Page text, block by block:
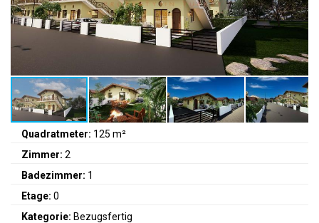
Quadratmeter: 125 m²
Zimmer: 2
Badezimmer: 1
Etage: 0
Kategorie: Bezugsfertig